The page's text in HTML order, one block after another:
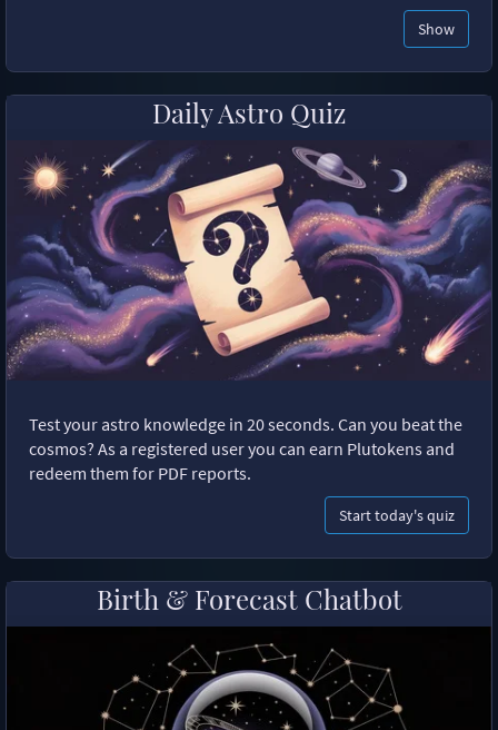
Show
Daily Astro Quiz
Test your astro knowledge in 20 seconds. Can you beat the
cosmos? As a registered user you can earn Plutokens and
redeem them for PDF reports.
Start today's quiz
Birth & Forecast Chatbot